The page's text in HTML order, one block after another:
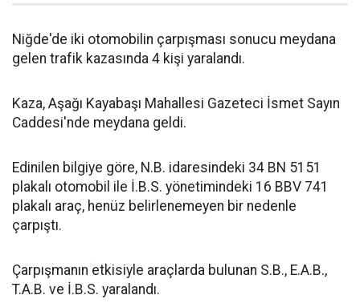
Niğde'de iki otomobilin çarpışması sonucu meydana
gelen trafik kazasında 4 kişi yaralandı.
Kaza, Aşağı Kayabaşı Mahallesi Gazeteci İsmet Sayın
Caddesi'nde meydana geldi.
Edinilen bilgiye göre, N.B. idaresindeki 34 BN 5151
plakalı otomobil ile İ.B.S. yönetimindeki 16 BBV 741
plakalı araç, henüz belirlenemeyen bir nedenle
çarpıştı.
Çarpışmanın etkisiyle araçlarda bulunan S.B., E.A.B.,
T.A.B. ve İ.B.S. yaralandı.